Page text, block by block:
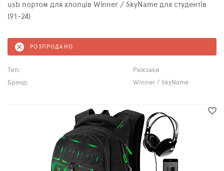
usb портом для хлопців Winner / SkyName для студентів
(91-24)
РОЗПРОДАНО
Тип:
Рюкзаки
Бренд:
Winner / SkyName